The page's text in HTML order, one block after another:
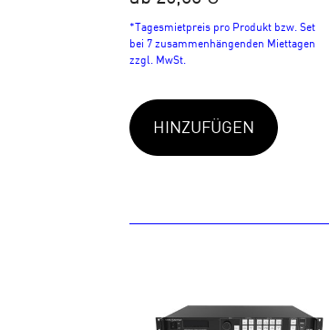
*Tagesmietpreis pro Produkt bzw. Set
bei 7 zusammenhängenden Miettagen
zzgl. MwSt.
HINZUFÜGEN